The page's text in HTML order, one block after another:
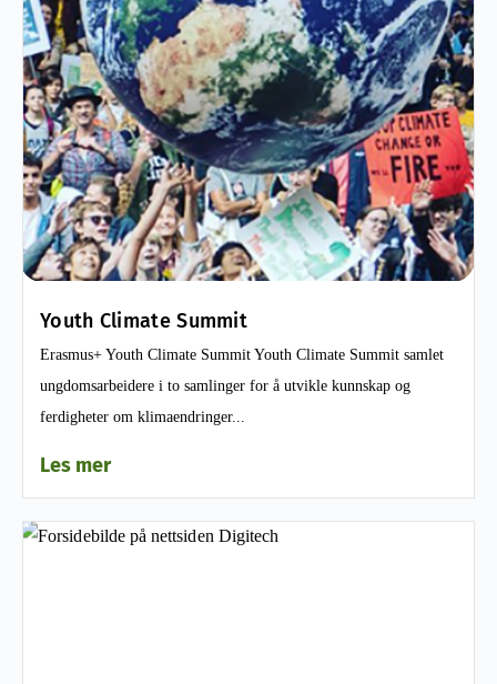
Youth Climate Summit
Erasmus+ Youth Climate Summit Youth Climate Summit samlet
ungdomsarbeidere i to samlinger for å utvikle kunnskap og
ferdigheter om klimaendringer...
Les mer